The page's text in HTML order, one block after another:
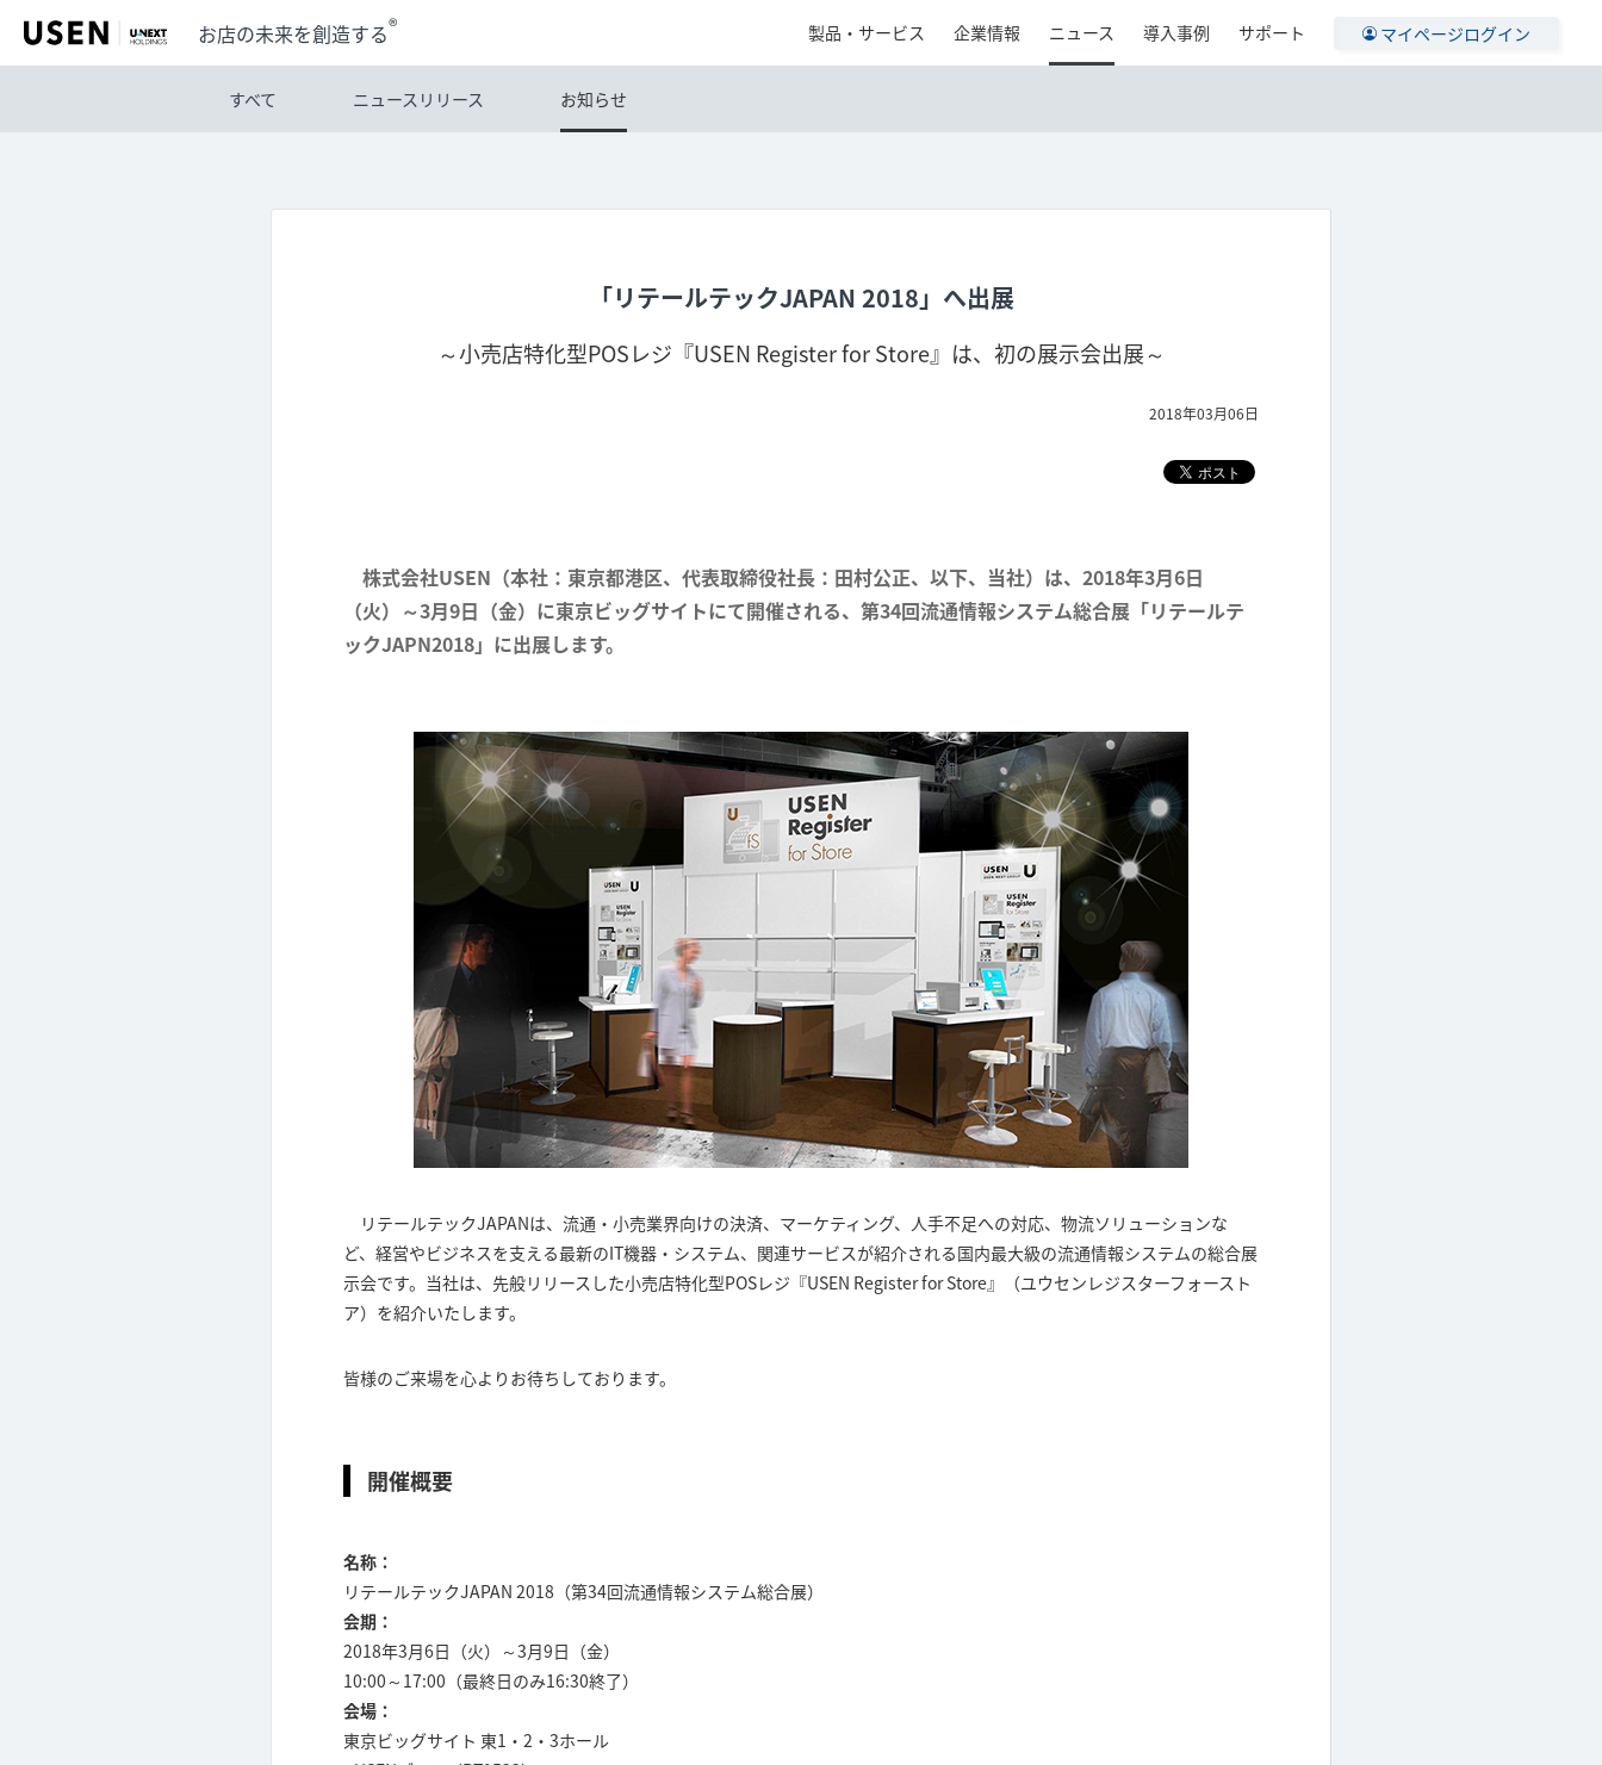
製品・サービス 企業情報 ニュース 導入事例 サポート マイページログイン
お店の未来を創造する®
すべて ニュースリリース お知らせ
「リテールテックJAPAN 2018」へ出展
～小売店特化型POSレジ『USEN Register for Store』は、初の展示会出展～
2018年03月06日
株式会社USEN（本社：東京都港区、代表取締役社長：田村公正、以下、当社）は、2018年3月6日
（火）～3月9日（金）に東京ビッグサイトにて開催される、第34回流通情報システム総合展「リテールテ
ックJAPN2018」に出展します。
リテールテックJAPANは、流通・小売業界向けの決済、マーケティング、人手不足への対応、物流ソリューションな
ど、経営やビジネスを支える最新のIT機器・システム、関連サービスが紹介される国内最大級の流通情報システムの総合展
示会です。当社は、先般リリースした小売店特化型POSレジ『USEN Register for Store』（ユウセンレジスターフォースト
ア）を紹介いたします。
皆様のご来場を心よりお待ちしております。
開催概要
名称：
リテールテックJAPAN 2018（第34回流通情報システム総合展）
会期：
2018年3月6日（火）～3月9日（金）
10:00～17:00（最終日のみ16:30終了）
会場：
東京ビッグサイト 東1・2・3ホール